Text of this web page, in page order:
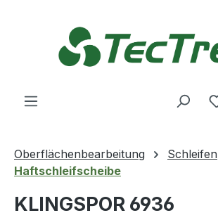
Oberflächenbearbeitung
Schleifen
Haftschleifscheibe
KLINGSPOR 6936